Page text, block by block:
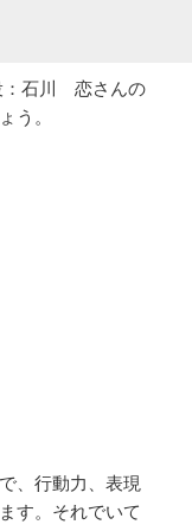
：石川 恋さんの
う。
、行動力、表現
す。それでいて